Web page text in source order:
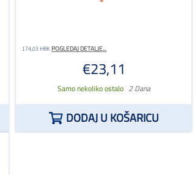
174,03 HRKPOGLEDAJ DETALJE...
€23,11
Samo nekoliko ostalo 2 Dana
DODAJ U KOŠARICU